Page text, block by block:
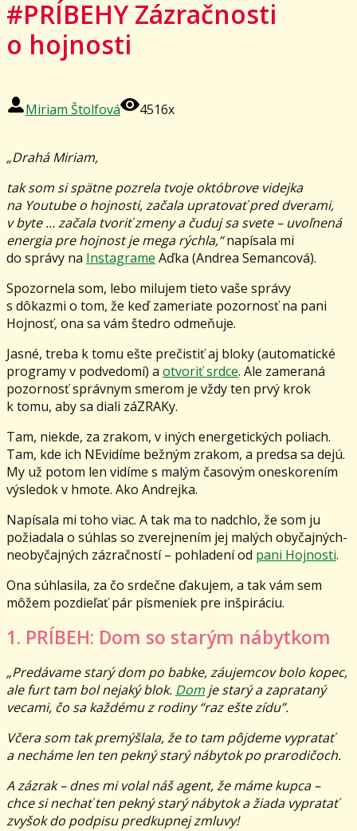
#PRÍBEHY Zázračnosti
o hojnosti
Miriam Štolfová 4516x
„Drahá Miriam,
tak som si spätne pozrela tvoje októbrove videjka
na Youtube o hojnosti, začala upratovať pred dverami,
v byte … začala tvoriť zmeny a čuduj sa svete – uvoľnená
energia pre hojnost je mega rýchla,“napísala mi
do správy na Instagrame Aďka (Andrea Semancová).
Spozornela som, lebo milujem tieto vaše správy
s dôkazmi o tom, že keď zameriate pozornosť na pani
Hojnosť, ona sa vám štedro odmeňuje.
Jasné, treba k tomu ešte prečistiť aj bloky (automatické
programy v podvedomí) a otvoriť srdce. Ale zameraná
pozornosť správnym smerom je vždy ten prvý krok
k tomu, aby sa diali záZRAKy.
Tam, niekde, za zrakom, v iných energetických poliach.
Tam, kde ich NEvidíme bežným zrakom, a predsa sa dejú.
My už potom len vidíme s malým časovým oneskorením
výsledok v hmote. Ako Andrejka.
Napísala mi toho viac. A tak ma to nadchlo, že som ju
požiadala o súhlas so zverejnením jej malých obyčajných-
neobyčajných zázračností – pohladení od pani Hojnosti.
Ona súhlasila, za čo srdečne ďakujem, a tak vám sem
môžem pozdieľať pár písmeniek pre inšpiráciu.
1. PRÍBEH: Dom so starým nábytkom
„Predávame starý dom po babke, záujemcov bolo kopec,
ale furt tam bol nejaký blok. Dom je starý a zaprataný
vecami, čo sa každému z rodiny “raz ešte zídu”.
Včera som tak premýšlala, že to tam pôjdeme vypratať
a necháme len ten pekný starý nábytok po prarodičoch.
A zázrak – dnes mi volal náš agent, že máme kupca –
chce si nechať ten pekný starý nábytok a žiada vypratať
zvyšok do podpisu predkupnej zmluvy!